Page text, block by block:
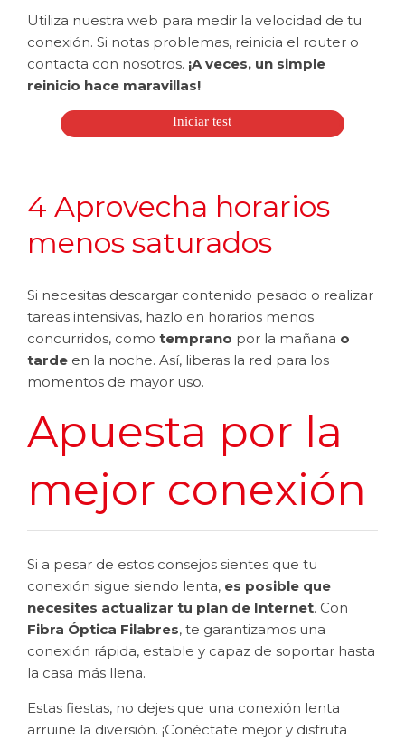
Utiliza nuestra web para medir la velocidad de tu
conexión. Si notas problemas, reinicia el router o
contacta con nosotros. ¡A veces, un simple
reinicio hace maravillas!
Iniciar test
4 Aprovecha horarios
menos saturados
Si necesitas descargar contenido pesado o realizar
tareas intensivas, hazlo en horarios menos
concurridos, como temprano por la mañana o
tarde en la noche. Así, liberas la red para los
momentos de mayor uso.
Apuesta por la
mejor conexión
Si a pesar de estos consejos sientes que tu
conexión sigue siendo lenta, es posible que
necesites actualizar tu plan de Internet. Con
Fibra Óptica Filabres, te garantizamos una
conexión rápida, estable y capaz de soportar hasta
la casa más llena.
Estas fiestas, no dejes que una conexión lenta
arruine la diversión. ¡Conéctate mejor y disfruta